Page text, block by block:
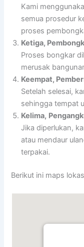
Kami
semua prosedur
proses
Ketiga,
Proses bongkar
merusak
Keempat,
Setelah selesai,
sehingga tempat
Kelima,
Jika diperlukan,
atau mendaur
terpakai.
Berikut ini maps